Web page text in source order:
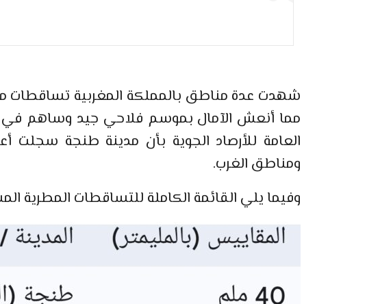
مما أنعش الآمال بموسم فلاحي جيد وساهم في
العامة للأرصاد الجوية بأن مدينة طنجة سجلت
ومناطق الغرب.
وفيما يلي القائمة الكاملة للتساقطات المطرية